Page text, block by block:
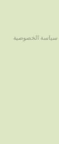
سياسة الخصوصية